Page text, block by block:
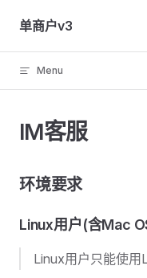
Skip to content
单商户v3
Menu
IM客服
环境要求
Linux用户(含Mac
Linux用户只能使用